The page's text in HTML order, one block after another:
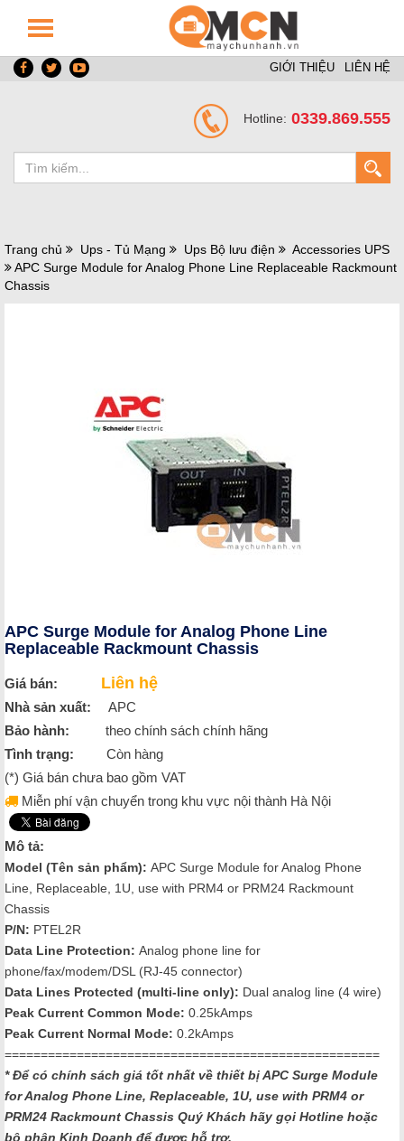
GIỚI THIỆU LIÊN HỆ
Hotline: 0339.869.555
Trang chủ Ups - Tủ Mạng Ups Bộ lưu điện
Accessories UPS
APC Surge Module for Analog Phone Line Replaceable Rackmount
Chassis
APC Surge Module for Analog Phone Line
Replaceable Rackmount Chassis
Giá bán: Liên hệ
Nhà sản xuất: APC
Bảo hành: theo chính sách chính hãng
Tình trạng: Còn hàng
(*) Giá bán chưa bao gồm VAT
Miễn phí vận chuyển trong khu vực nội thành Hà Nội
Mô tả:
Model (Tên sản phẩm): APC Surge Module for Analog Phone
Line, Replaceable, 1U, use with PRM4 or PRM24 Rackmount
Chassis
P/N: PTEL2R
Data Line Protection: Analog phone line for
phone/fax/modem/DSL (RJ-45 connector)
Data Lines Protected (multi-line only): Dual analog line (4 wire)
Peak Current Common Mode: 0.25kAmps
Peak Current Normal Mode: 0.2kAmps
====================================================
* Để có chính sách giá tốt nhất về thiết bị APC Surge Module
for Analog Phone Line, Replaceable, 1U, use with PRM4 or
PRM24 Rackmount Chassis Quý Khách hãy gọi Hotline hoặc
bộ phận Kinh Doanh để được hỗ trợ.